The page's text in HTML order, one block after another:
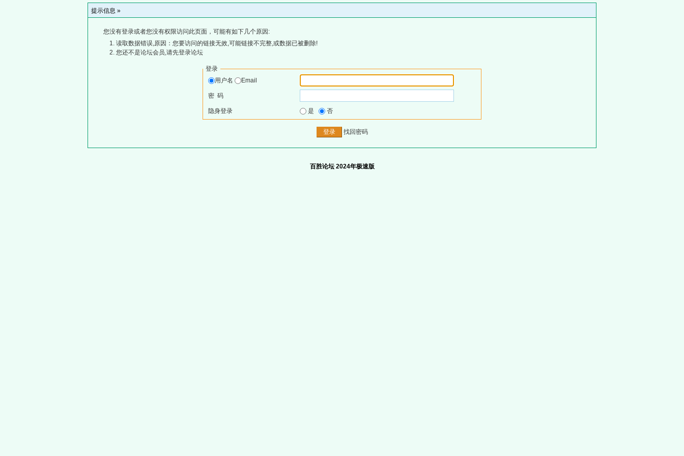
提示信息 »
您没有登录或者您没有权限访问此页面，可能有如下几个原因:
读取数据错误,原因：您要访问的链接无效,可能链接不完整,或数据已被删除!
您还不是论坛会员,请先登录论坛
登录
用户名
Email
密 码
隐身登录 是 否
找回密码
百胜论坛 2024年极速版